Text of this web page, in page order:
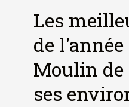
Les
de
Moulin de
ses